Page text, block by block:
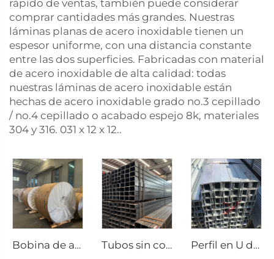
rápido de ventas, también puede considerar
comprar cantidades más grandes. Nuestras
láminas planas de acero inoxidable tienen un
espesor uniforme, con una distancia constante
entre las dos superficies. Fabricadas con material
de acero inoxidable de alta calidad: todas
nuestras láminas de acero inoxidable están
hechas de acero inoxidable grado no.3 cepillado
/ no.4 cepillado o acabado espejo 8k, materiales
304 y 316. 031 x 12 x 12..
Bobina de aluminio y acero Tubos sin costura de tubería cuadrada de acero al carbono Perfil en U de acero al carbono